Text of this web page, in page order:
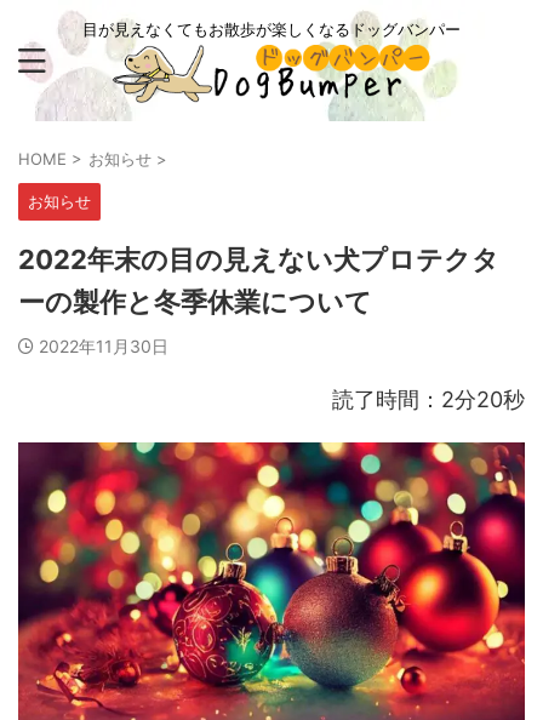
目が見えなくてもお散歩が楽しくなるドッグバンパー
HOME > お知らせ >
お知らせ
2022年末の目の見えない犬プロテクタ
ーの製作と冬季休業について
2022年11月30日
読了時間：2分20秒